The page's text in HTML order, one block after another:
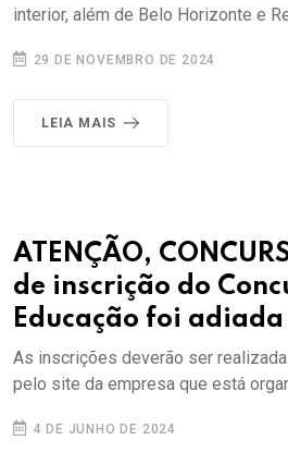
interior, além de Belo Horizonte e
29 DE NOVEMBRO DE 2024
LEIA MAIS
ATENÇÃO,
de inscrição do
Educação foi adiada
As inscrições deverão ser
pelo site da empresa que está
4 DE JUNHO DE 2024